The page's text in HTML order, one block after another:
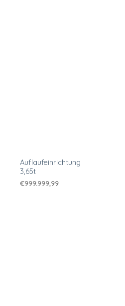
Auflaufeinrichtung
3,65t
€999.999,99